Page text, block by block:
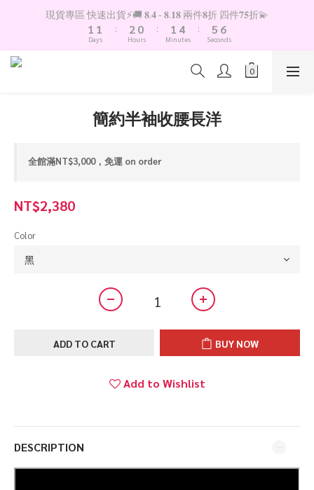
現貨專區 快速出貨⚡️🚚 𝟖.𝟒 - 𝟖.𝟏𝟖 兩件𝟖折 四件𝟕𝟓折💫
2
1
0
2
1
0
Days
:
3
2
1
1
0
Hours
:
2
1
0
5
4
3
Minutes
:
6
5
4
2
6
5
4
3
2
Seconds
簡約半袖收腰長洋
全館滿NT$3,000，免運 on order
NT$2,380
Color
ADD TO CART BUY NOW
Add to Wishlist
DESCRIPTION